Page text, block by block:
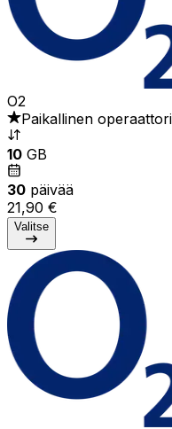
O2
Paikallinen operaattori
10 GB
30 päivää
21,90 €
Valitse